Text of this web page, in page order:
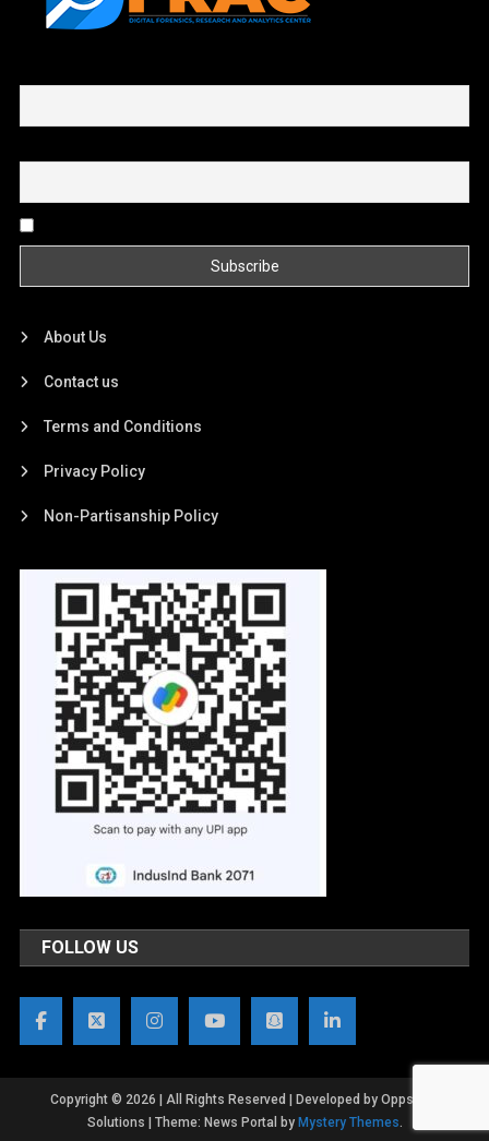
About Us
Contact us
Terms and Conditions
Privacy Policy
Non-Partisanship Policy
FOLLOW US
Copyright © 2026 | All Rights Reserved | Developed by OppsWeb
Solutions
Theme: News Portal by Mystery Themes.